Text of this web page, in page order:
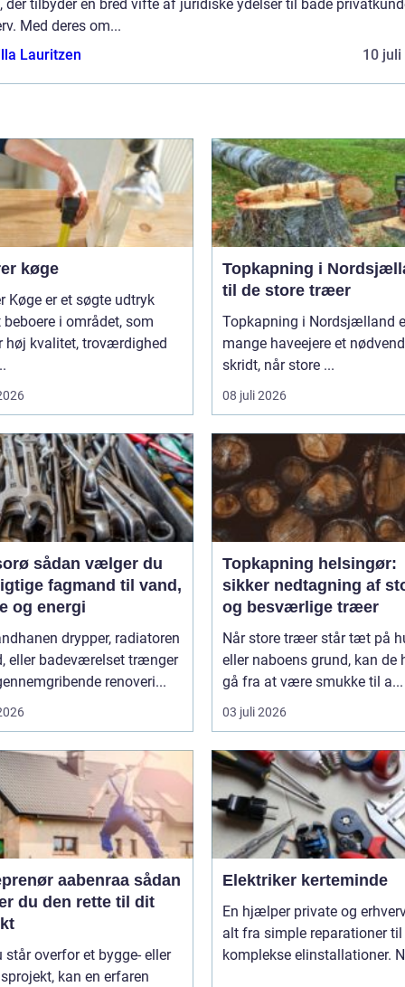
der tilbyder en bred vifte af juridiske ydelser til både
Med deres om...
Lauritzen
10 juli
køge
Køge er et søgte udtryk
i området, som
høj kvalitet, troværdighed
Topkapning i
til de store træer
Topkapning i Nordsjælland
mange haveejere et
skridt, når store ...
08 juli 2026
vælger du
fagmand til vand,
og energi
drypper, radiatoren
eller badeværelset trænger
renoveri...
Topkapning helsingør:
sikker nedtagning af
og besværlige træer
Når store træer står tæt på
eller naboens grund, kan de
gå fra at være smukke til a...
03 juli 2026
aabenraa sådan
du den rette til dit
står overfor et bygge- eller
kan en erfaren
Elektriker kerteminde
En hjælper private og erhverv med
alt fra simple reparationer til
komplekse elinstallationer.